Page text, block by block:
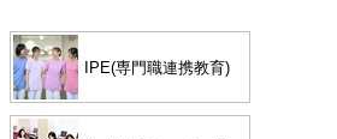
IPE(専門職連携教育)